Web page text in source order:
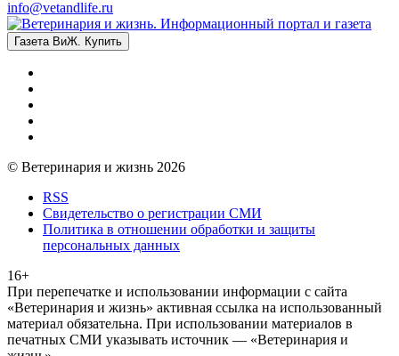
info@vetandlife.ru
Газета ВиЖ. Купить
© Ветеринария и жизнь 2026
RSS
Свидетельство о регистрации СМИ
Политика в отношении обработки и защиты
персональных данных
16+
При перепечатке и использовании информации с сайта
«Ветеринария и жизнь» активная ссылка на использованный
материал обязательна. При использовании материалов в
печатных СМИ указывать источник — «Ветеринария и